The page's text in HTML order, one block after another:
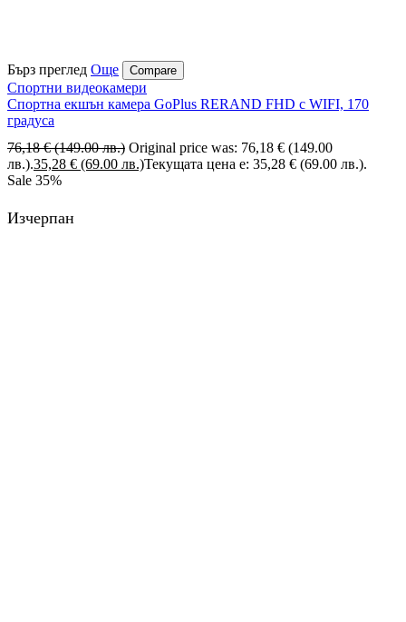
Бърз преглед Още Compare
Спортни видеокамери
Спортна екшън камера GoPlus RERAND FHD с WIFI, 170
градуса
76,18€ (149.00 лв.) Original price was: 76,18 € (149.00
лв.).35,28 € (69.00 лв.)Текущата цена е: 35,28 € (69.00 лв.).
Sale 35%
Изчерпан